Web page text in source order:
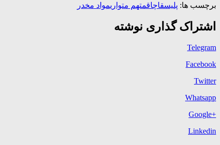
برچسب ها: پلیسقاچاقمتهم متواریمواد مخدر
اشتراک گذاری نوشته
Telegram
Facebook
Twitter
Whatsapp
+Google
Linkedin